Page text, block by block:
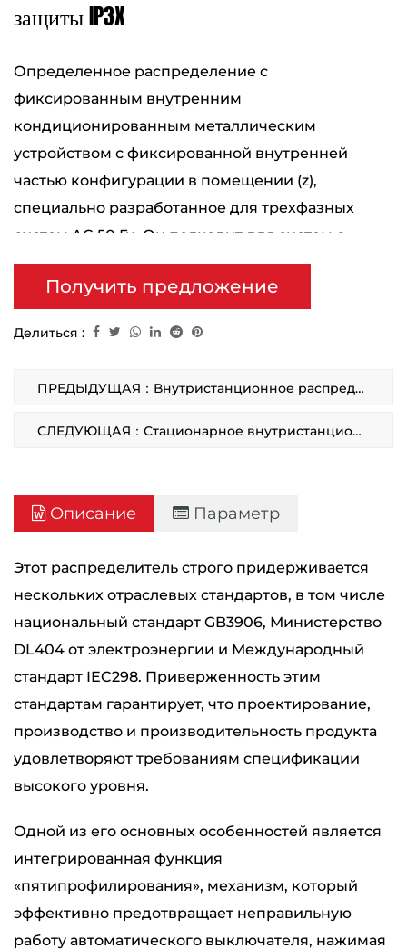
защиты IP3X
Определенное распределение с
фиксированным внутренним
кондиционированным металлическим
устройством с фиксированной внутренней
частью конфигурации в помещении (z),
специально разработанное для трехфазных
систем AC 50 Гц. Он подходит для систем с
номинальным напряжением 3,6 кВ, 7,2 кВ и 12
кВ, особенно для получения и распределения
и одно шинорированных системах, с
обходными и двойными конструкциями шины.
Этот распределитель является идеальным
Получить предложение
Делиться :
ПРЕДЫДУЩАЯ：Внутристанционное распределительное устройство кольцевой сети переменного тока в металлическом корпусе
СЛЕДУЮЩАЯ：Стационарное внутристанционное распределительное устройство переменного тока в металлическом корпусе боксового типа со степенью защиты IP2X
Описание Параметр
Этот распределитель строго придерживается
нескольких отраслевых стандартов, в том числе
национальный стандарт GB3906, Министерство
DL404 от электроэнергии и Международный
стандарт IEC298. Приверженность этим
стандартам гарантирует, что проектирование,
производство и производительность продукта
удовлетворяют требованиям спецификации
высокого уровня.
Одной из его основных особенностей является
интегрированная функция
«пятипрофилирования», механизм, который
эффективно предотвращает неправильную
работу автоматического выключателя, нажимая